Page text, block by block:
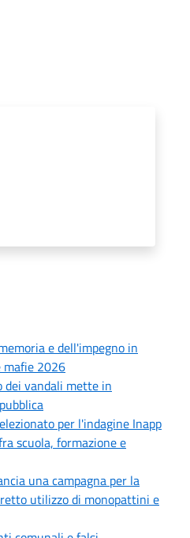
e dell'impegno in
mafie 2026
dei vandali mette in
per l'indagine Inapp
scuola, formazione e
una campagna per la
utilizzo di monopattini e